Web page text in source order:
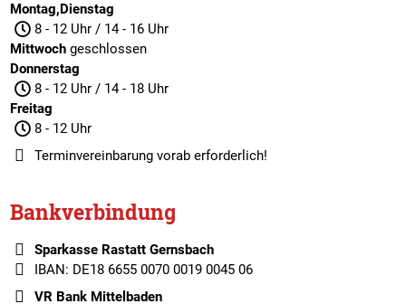
Montag,Dienstag
8 - 12 Uhr / 14 - 16 Uhr
Mittwochgeschlossen
Donnerstag
8 - 12 Uhr / 14 - 18 Uhr
Freitag
8 - 12 Uhr
Terminvereinbarungvorab erforderlich!
Bankverbindung
Sparkasse Rastatt Gernsbach
IBAN: DE18 6655 0070 0019 0045 06
VR Bank Mittelbaden